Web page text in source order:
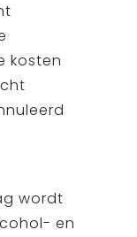
kosten
wordt
en